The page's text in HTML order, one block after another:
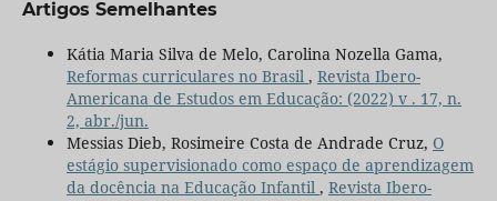
Artigos Semelhantes
Kátia Maria Silva de Melo, Carolina Nozella Gama,
Reformas curriculares no Brasil , Revista Ibero-
Americana de Estudos em Educação: (2022) v . 17, n.
2, abr./jun.
Messias Dieb, Rosimeire Costa de Andrade Cruz, O
estágio supervisionado como espaço de aprendizagem
da docência na Educação Infantil , Revista Ibero-